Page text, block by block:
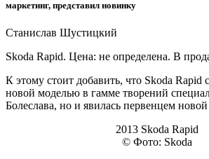
маркетинг, представил новинку
Станислав Шустицкий
Skoda Rapid. Цена: не определена. В
К этому стоит добавить, что Skoda Rapid
новой моделью в гамме творений
Болеслава, но и явилась первенцем
2013 Skoda Rapid
© Фото: Skoda